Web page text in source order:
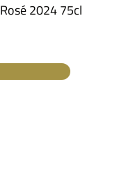
2024 75cl